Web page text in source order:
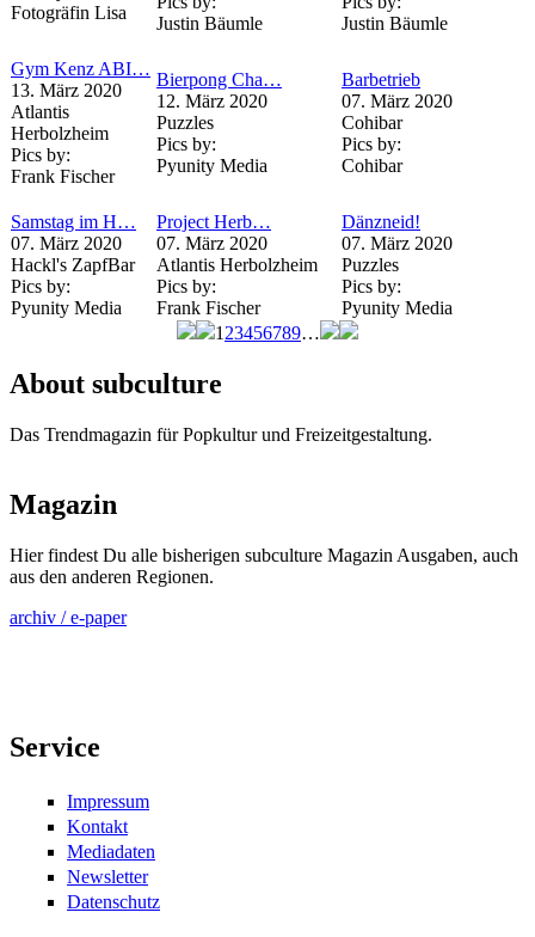
Fotogräfin Lisa
Justin Bäumle
Justin Bäumle
Gym Kenz ABI…
13. März 2020
Atlantis
Herbolzheim
Pics by:
Frank Fischer
Bierpong Cha…
12. März 2020
Puzzles
Pics by:
Pyunity Media
Barbetrieb
07. März 2020
Cohibar
Pics by:
Cohibar
Samstag im H…
07. März 2020
Hackl's ZapfBar
Pics by:
Pyunity Media
Project Herb…
07. März 2020
Atlantis Herbolzheim
Pics by:
Frank Fischer
Dänzneid!
07. März 2020
Puzzles
Pics by:
Pyunity Media
1 23456789…
About subculture
Das Trendmagazin für Popkultur und Freizeitgestaltung.
Magazin
Hier findest Du alle bisherigen subculture Magazin Ausgaben, auch
aus den anderen Regionen.
archiv / e-paper
Service
Impressum
Kontakt
Mediadaten
Newsletter
Datenschutz